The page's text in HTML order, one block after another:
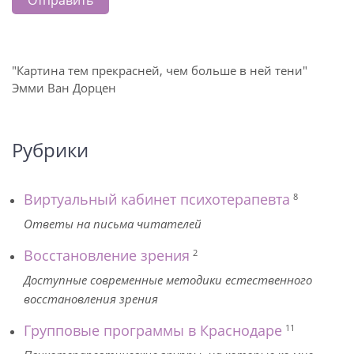
"Картина тем прекрасней, чем больше в ней тени"
Эмми Ван Дорцен
Рубрики
Виртуальный кабинет психотерапевта 8
Ответы на письма читателей
Восстановление зрения 2
Доступные современные методики естественного
восстановления зрения
Групповые программы в Краснодаре 11